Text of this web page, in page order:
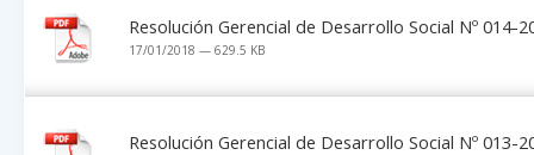
Resolución Gerencial de Desarrollo Social Nº 014-
17/01/2018 — 629.5 KB
Resolución Gerencial de Desarrollo Social Nº 013-